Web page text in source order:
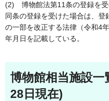
(2) 博物館法第11条の登録を受
同条の登録を受けた場合は、
の一部を改正する法律（令和4
年月日を記載している。
博物館相当施設一
28日現在)